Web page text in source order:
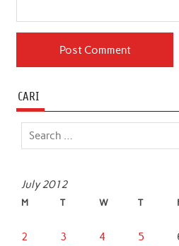
CARI
July 2012
M T W T
2
3 4 5